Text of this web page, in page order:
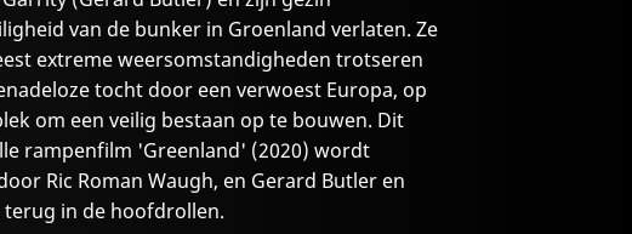
van de bunker in Groenland verlaten. Ze
extreme weersomstandigheden trotseren
tocht door een verwoest Europa, op
om een veilig bestaan op te bouwen. Dit
rampenfilm 'Greenland' (2020) wordt
Ric Roman Waugh, en Gerard Butler en
in de hoofdrollen.